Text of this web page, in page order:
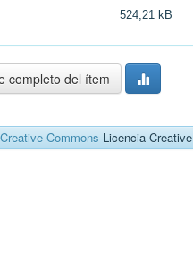
524,21 kB
completo del ítem
Commons Licencia